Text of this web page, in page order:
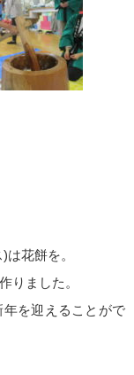
花餅を。
りました。
を迎えることがで